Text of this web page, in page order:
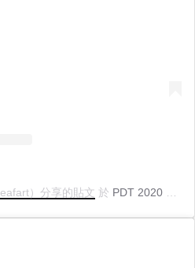
）分享的貼文 於 PDT 2020 年 5月 月 8 日 上午 5:15